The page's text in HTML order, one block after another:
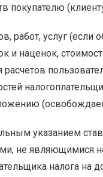
покупателю
работ, услуг
и наценок,
расчетов
указанием
не являющимися
налога